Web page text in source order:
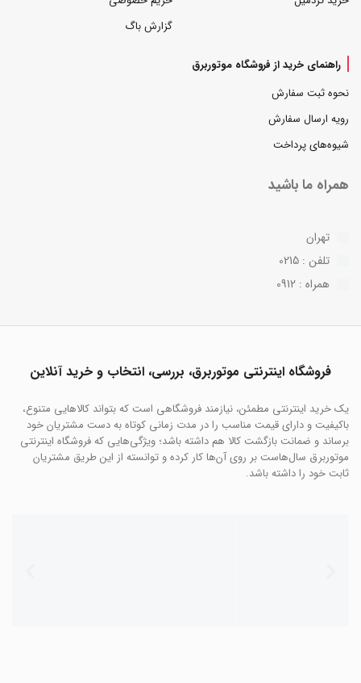
گزارش باگ
راهنمای خرید از فروشگاه موتوربرق
نحوه ثبت سفارش
رویه ارسال سفارش
شیوه‌های پرداخت
همراه ما باشید
تهران
تلفن : 0215
همراه : 0912
فروشگاه اینترنتی موتوربرق، بررسی، انتخاب و خرید آنلاین
یک خرید اینترنتی مطمئن، نیازمند فروشگاهی است که بتواند کالاهایی متنوع،
باکیفیت و دارای قیمت مناسب را در مدت زمانی کوتاه به دست مشتریان خود
برساند و ضمانت بازگشت کالا هم داشته باشد؛ ویژگی‌هایی که فروشگاه اینترنتی
موتوربرق سال‌هاست بر روی آن‌ها کار کرده و توانسته از این طریق مشتریان
ثابت خود را داشته باشد.